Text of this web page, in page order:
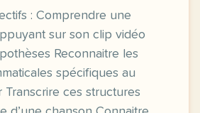
: Comprendre une
sur son clip vidéo
Reconnaitre les
spécifiques au
Transcrire ces structures